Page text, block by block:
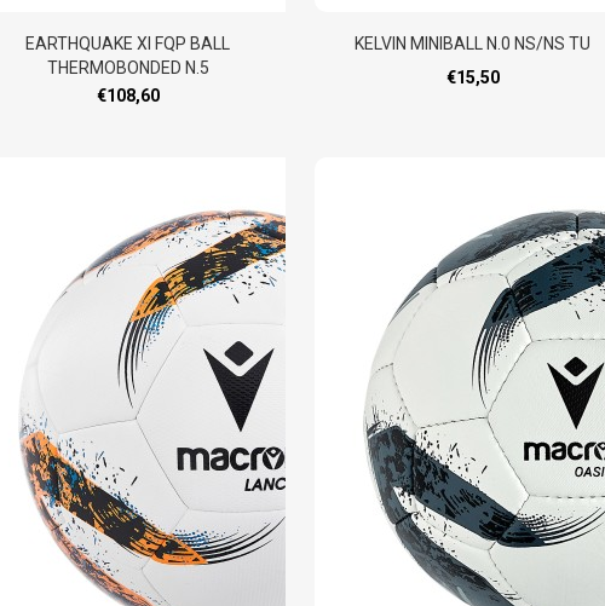
EARTHQUAKE XI FQP BALL
THERMOBONDED N.5
€108,60
KELVIN MINIBALL N.0 NS/NS TU
€15,50